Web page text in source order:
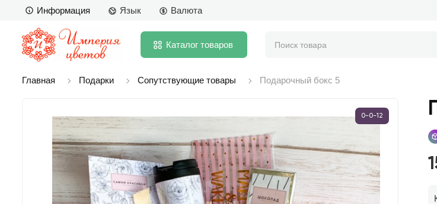
Информация Язык Валюта
Каталог товаров
Главная Подарки Сопутствующие товары Подарочный бокс 5
0-0-12